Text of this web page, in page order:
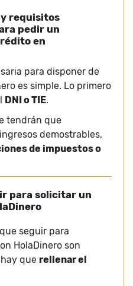
requisitos
pedir un
en
para disponer de
es simple. Lo primero
DNI o TIE.
tendrán que
demostrables,
de impuestos o
para solicitar un
seguir para
HolaDinero son
que rellenar el